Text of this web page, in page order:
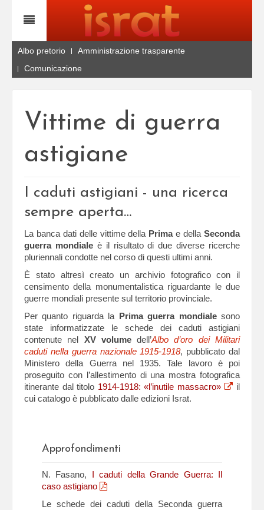
Albo pretorio
Amministrazione trasparente
Comunicazione
Vittime di guerra
astigiane
I caduti astigiani - una ricerca
sempre aperta…
La banca dati delle vittime della Primae dellaSeconda
guerra mondialeè il risultato di due diverse ricerche
pluriennali condotte nel corso di questi ultimi anni.
È stato altresì creato un archivio fotografico con il
censimento della monumentalistica riguardante le due
guerre mondiali presente sul territorio provinciale.
Per quanto riguarda la Prima guerra mondialesono
state informatizzate le schede dei caduti astigiani
contenute nel XV volumedell’Albo d’oro dei Militari
caduti nella guerra nazionale 1915-1918, pubblicato dal
Ministero della Guerra nel 1935. Tale lavoro è poi
proseguito con l’allestimento di una mostra fotografica
itinerante dal titolo 1914-1918: «l’inutile massacro»
il
cui catalogo è pubblicato dalle edizioni Israt.
Approfondimenti
N. Fasano,
I caduti della Grande Guerra: Il
caso astigiano
Le schede dei caduti della Seconda guerra